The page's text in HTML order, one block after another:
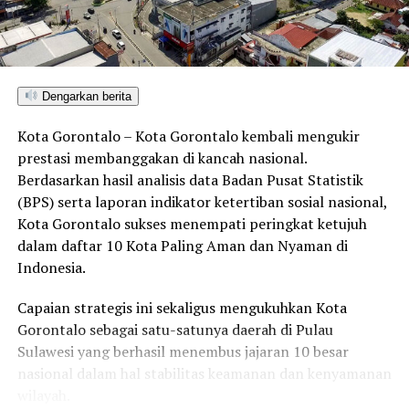
DON'T MISS
Peningkatan Pelayanan Kesehatan: dr. Thaib Saleh
Lantik Jadi Direktur RS Toto Kabila
Dengarkan berita
Kota Gorontalo – Kota Gorontalo kembali mengukir
prestasi membanggakan di kancah nasional.
Berdasarkan hasil analisis data Badan Pusat Statistik
(BPS) serta laporan indikator ketertiban sosial nasional,
Kota Gorontalo sukses menempati peringkat ketujuh
dalam daftar 10 Kota Paling Aman dan Nyaman di
Indonesia.
Capaian strategis ini sekaligus mengukuhkan Kota
Gorontalo sebagai satu-satunya daerah di Pulau
Sulawesi yang berhasil menembus jajaran 10 besar
nasional dalam hal stabilitas keamanan dan kenyamanan